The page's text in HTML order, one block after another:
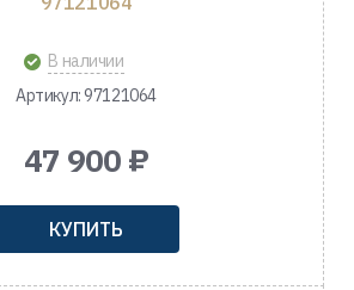
В наличии
Артикул: 97121064
47 900 ₽
КУПИТЬ